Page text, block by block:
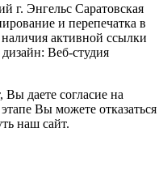
г. Энгельс Саратовская
и перепечатка в
активной ссылки
Веб-студия
Вы даете согласие на
Вы можете отказаться
наш сайт.